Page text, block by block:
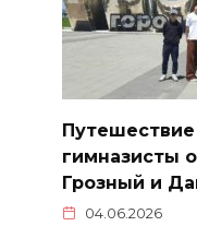
Путешествие
гимназисты
Грозный и
04.06.2026